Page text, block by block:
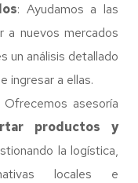
: Ayudamos a las
a nuevos mercados
un análisis detallado
ingresar a ellas.
Ofrecemos asesoría
productos y
la logística,
locales e